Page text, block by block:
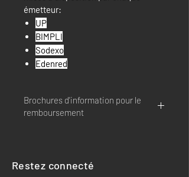
émetteur:
UP
BIMPLI
Sodexo
Edenred
Brochures d'information pour le
remboursement
UP
Restez connecté